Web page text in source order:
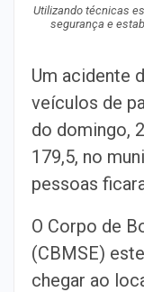
Utilizando técnicas
segurança e
Um acidente
veículos de
do domingo,
179,5, no
pessoas
O Corpo de
(CBMSE)
chegar ao